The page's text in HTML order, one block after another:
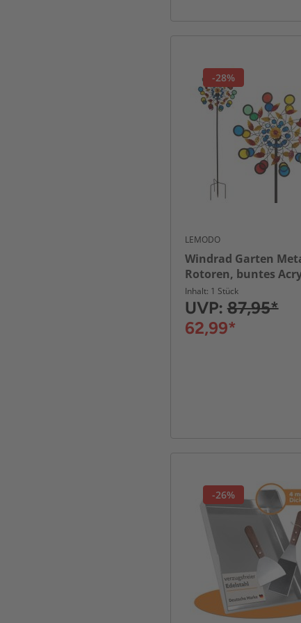
-28%
LEMODO
Windrad Garten
Rotoren, buntes
Windspiel 213 cm
Inhalt: 1 Stück
UVP:87,95*
62,99*
-26%